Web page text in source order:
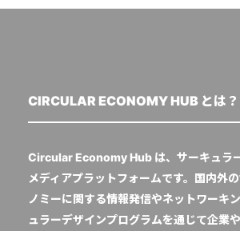
CIRCULAR ECONOMY HUB とは？
Circular Economy Hub は、サーキュラ
メディアプラットフォームです。国内外
ノミーに関する情報発信やネットワーキ
ュラーデザインプログラムを通じて企業